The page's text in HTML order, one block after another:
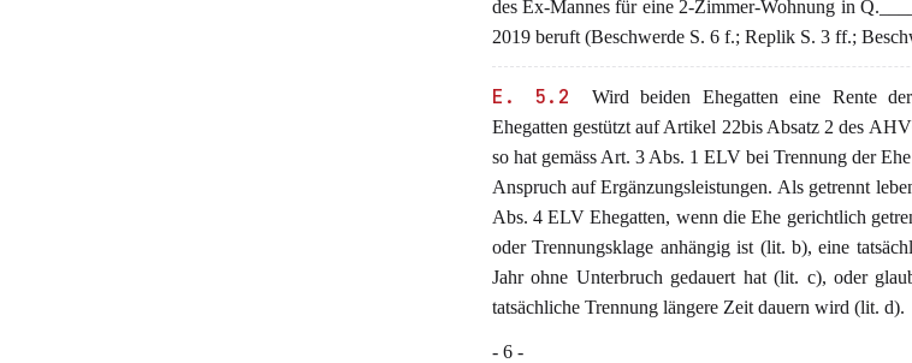
des Ex-Mannes für eine 2-Zimmer-Wohnung in
2019 beruft (Beschwerde S. 6 f.; Replik S. 3 ff.;
E. 5.2
Wird beiden Ehegatten eine Rente
Ehegatten gestützt auf Artikel 22bis Absatz 2 des
so hat gemäss Art. 3 Abs. 1 ELV bei Trennung der
Anspruch auf Ergänzungsleistungen. Als getrennt
Abs. 4 ELV Ehegatten, wenn die Ehe gerichtlich
oder Trennungsklage anhängig ist (lit. b), eine
Jahr ohne Unterbruch gedauert hat (lit. c), oder
tatsächliche Trennung längere Zeit dauern wird (lit. d).
- 6 -